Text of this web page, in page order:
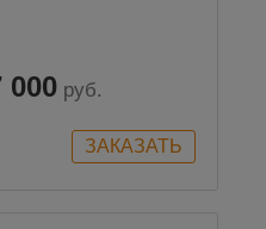
000 руб.